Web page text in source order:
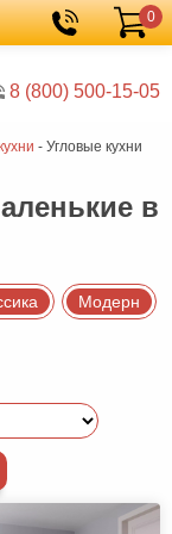
8 (800) 500-15-05
Корзина
0
- Угловые кухни
в
Модерн